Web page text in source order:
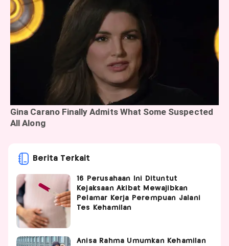
Berita Terkait
16 Perusahaan Ini Dituntut
Kejaksaan Akibat Mewajibkan
Pelamar Kerja Perempuan Jalani
Tes Kehamilan
Anisa Rahma Umumkan Kehamilan